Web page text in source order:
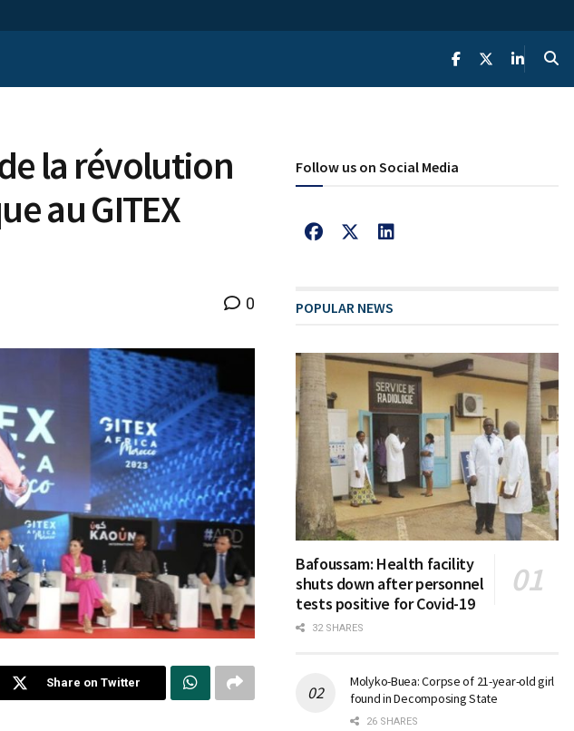
la révolution
au GITEX
0
Share on Twitter
Follow us on Social Media
POPULAR NEWS
Bafoussam: Health facility
shuts down after personnel
tests positive for Covid-19
32 SHARES
Molyko-Buea: Corpse of 21-year-old girl
found in Decomposing State
26 SHARES